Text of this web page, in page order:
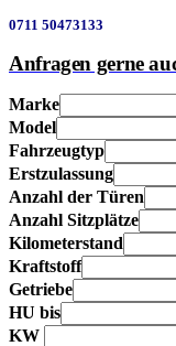
0711 50473133
Anfragen gerne
Marke
Model
Fahrzeugtyp
Erstzulassung
Anzahl der Türen
Anzahl Sitzplätze
Kilometerstand
Kraftstoff
Getriebe
HU bis
KW